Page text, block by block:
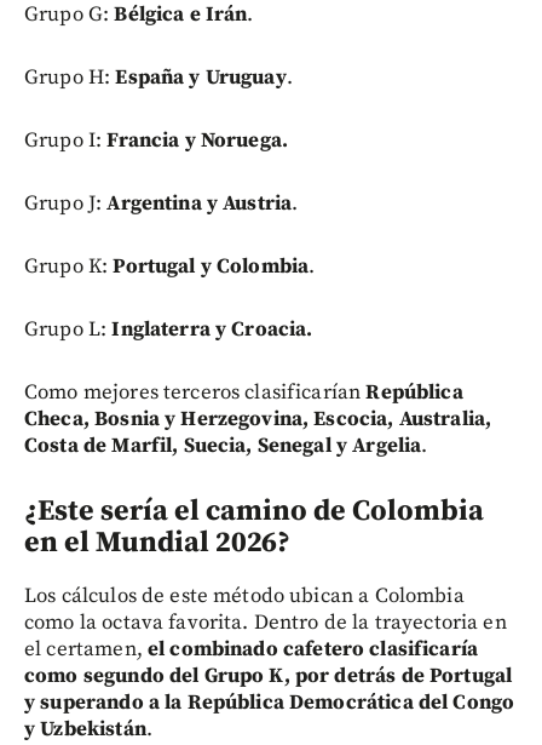
Grupo G:Bélgica e Irán.
Grupo H:España y Uruguay.
Grupo I:Francia y Noruega.
Grupo J:Argentina y Austria.
Grupo K:Portugal y Colombia.
Grupo L:Inglaterra y Croacia.
Como mejores terceros clasificaríanRepública
Checa, Bosnia y Herzegovina, Escocia, Australia,
Costa de Marfil, Suecia, Senegal y Argelia.
¿Este sería el camino de Colombia
en el Mundial 2026?
Los cálculos de este método ubican a Colombia
como la octava favorita. Dentro de la trayectoria en
el certamen, el combinado cafetero clasificaría
como segundo del Grupo K, por detrás de Portugal
y superando a la República Democrática del Congo
y Uzbekistán.